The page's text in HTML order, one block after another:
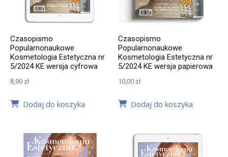
Czasopismo
Popularnonaukowe
Kosmetologia Estetyczna nr
5/2024 KE wersja cyfrowa
8,90 zł
Dodaj do koszyka
Czasopismo
Popularnonaukowe
Kosmetologia Estetyczna nr
5/2024 KE wersja papierowa
10,00 zł
Dodaj do koszyka